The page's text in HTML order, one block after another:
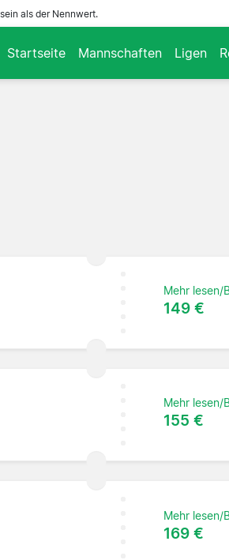
als der Nennwert.
Startseite Mannschaften Ligen
Mehr lesen/
149 €
Mehr lesen/
155 €
Mehr lesen/
169 €